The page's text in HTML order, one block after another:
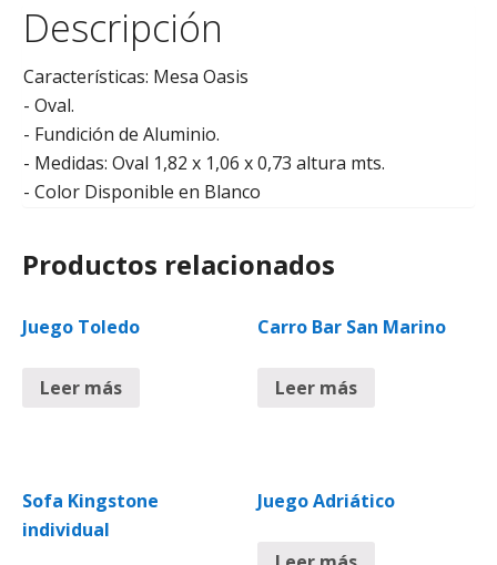
Descripción
Características: Mesa Oasis
- Oval.
- Fundición de Aluminio.
- Medidas: Oval 1,82 x 1,06 x 0,73 altura mts.
- Color Disponible en Blanco
Productos relacionados
Juego Toledo
Leer más
Carro Bar San Marino
Leer más
Sofa Kingstone
individual
Juego Adriático